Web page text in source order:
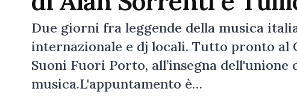
Due giorni fra leggende della musica
internazionale e dj locali. Tutto pronto al
Suoni Fuori Porto, all’insegna
musica.L'appuntamento è…